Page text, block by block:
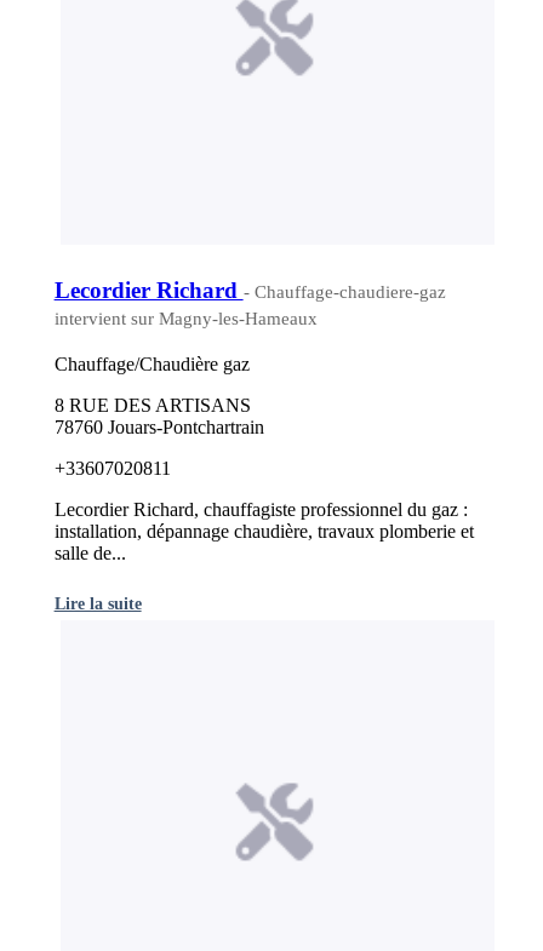
Lecordier Richard - Chauffage-chaudiere-gaz
intervient sur Magny-les-Hameaux
Chauffage/Chaudière gaz
8 RUE DES ARTISANS
78760 Jouars-Pontchartrain
+33607020811
Lecordier Richard, chauffagiste professionnel du gaz :
installation, dépannage chaudière, travaux plomberie et
salle de...
Lire la suite